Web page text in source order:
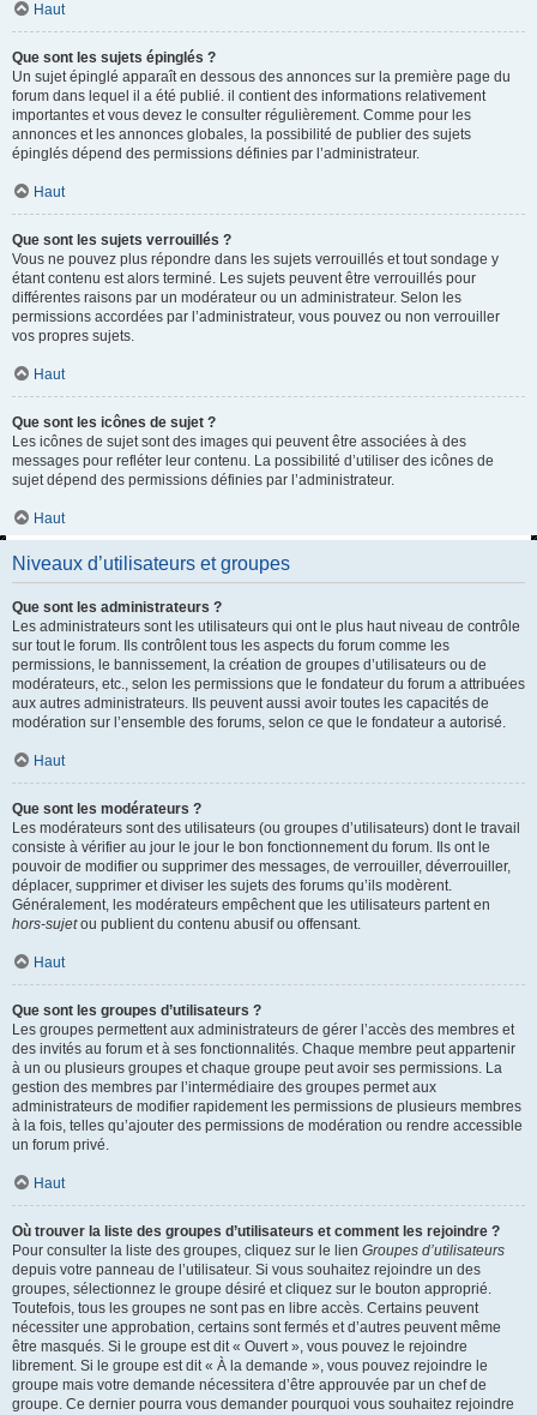
Haut
Que sont les sujets épinglés ?
Un sujet épinglé apparaît en dessous des annonces sur la première page du
forum dans lequel il a été publié. il contient des informations relativement
importantes et vous devez le consulter régulièrement. Comme pour les
annonces et les annonces globales, la possibilité de publier des sujets
épinglés dépend des permissions définies par l’administrateur.
Haut
Que sont les sujets verrouillés ?
Vous ne pouvez plus répondre dans les sujets verrouillés et tout sondage y
étant contenu est alors terminé. Les sujets peuvent être verrouillés pour
différentes raisons par un modérateur ou un administrateur. Selon les
permissions accordées par l’administrateur, vous pouvez ou non verrouiller
vos propres sujets.
Haut
Que sont les icônes de sujet ?
Les icônes de sujet sont des images qui peuvent être associées à des
messages pour refléter leur contenu. La possibilité d’utiliser des icônes de
sujet dépend des permissions définies par l’administrateur.
Haut
Niveaux d’utilisateurs et groupes
Que sont les administrateurs ?
Les administrateurs sont les utilisateurs qui ont le plus haut niveau de contrôle
sur tout le forum. Ils contrôlent tous les aspects du forum comme les
permissions, le bannissement, la création de groupes d’utilisateurs ou de
modérateurs, etc., selon les permissions que le fondateur du forum a attribuées
aux autres administrateurs. Ils peuvent aussi avoir toutes les capacités de
modération sur l’ensemble des forums, selon ce que le fondateur a autorisé.
Haut
Que sont les modérateurs ?
Les modérateurs sont des utilisateurs (ou groupes d’utilisateurs) dont le travail
consiste à vérifier au jour le jour le bon fonctionnement du forum. Ils ont le
pouvoir de modifier ou supprimer des messages, de verrouiller, déverrouiller,
déplacer, supprimer et diviser les sujets des forums qu’ils modèrent.
Généralement, les modérateurs empêchent que les utilisateurs partent en
hors-sujetou publient du contenu abusif ou offensant.
Haut
Que sont les groupes d’utilisateurs ?
Les groupes permettent aux administrateurs de gérer l’accès des membres et
des invités au forum et à ses fonctionnalités. Chaque membre peut appartenir
à un ou plusieurs groupes et chaque groupe peut avoir ses permissions. La
gestion des membres par l’intermédiaire des groupes permet aux
administrateurs de modifier rapidement les permissions de plusieurs membres
à la fois, telles qu’ajouter des permissions de modération ou rendre accessible
un forum privé.
Haut
Où trouver la liste des groupes d’utilisateurs et comment les rejoindre ?
Pour consulter la liste des groupes, cliquez sur le lien Groupes d’utilisateurs
depuis votre panneau de l’utilisateur. Si vous souhaitez rejoindre un des
groupes, sélectionnez le groupe désiré et cliquez sur le bouton approprié.
Toutefois, tous les groupes ne sont pas en libre accès. Certains peuvent
nécessiter une approbation, certains sont fermés et d’autres peuvent même
être masqués. Si le groupe est dit « Ouvert », vous pouvez le rejoindre
librement. Si le groupe est dit « À la demande », vous pouvez rejoindre le
groupe mais votre demande nécessitera d’être approuvée par un chef de
groupe. Ce dernier pourra vous demander pourquoi vous souhaitez rejoindre